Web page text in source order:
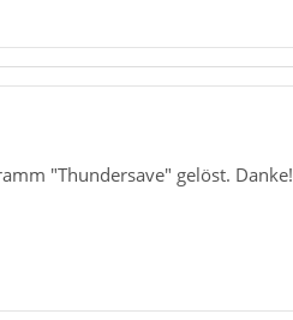
"Thundersave" gelöst. Danke!